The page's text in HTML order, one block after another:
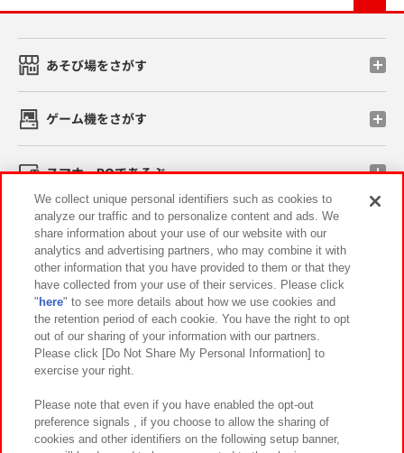
あそび場をさがす
ゲーム機をさがす
スマホ・PCであそぶ
イベント・キャンペーン
関連会社 サステナビリティ サイトポリシー
プライバシーポリシー ウェブアクセシビリティ方針と検証結果
お取引先さまとともに
カスタマーハラスメント対応方針 よくあるご質問・お問い合わせ
We collect unique personal identifiers such as cookies to
analyze our traffic and to personalize content and ads. We
share information about your use of our website with our
analytics and advertising partners, who may combine it with
other information that you have provided to them or that they
have collected from your use of their services. Please click
" here" to see more details about how we use cookies and
the retention period of each cookie. You have the right to opt
out of our sharing of your information with our partners.
Please click [Do Not Share My Personal Information] to
exercise your right.
Please note that even if you have enabled the opt-out
preference signals , if you choose to allow the sharing of
cookies and other identifiers on the following setup banner,